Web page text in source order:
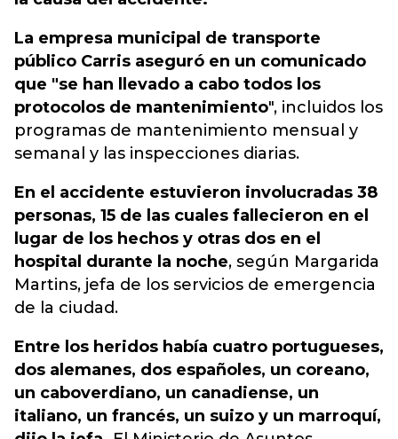
La empresa municipal de transporte
público Carris aseguró en un comunicado
que "se han llevado a cabo todos los
protocolos de mantenimiento", incluidos los
programas de mantenimiento mensual y
semanal y las inspecciones diarias.
En el accidente estuvieron involucradas 38
personas, 15 de las cuales fallecieron en el
lugar de los hechos y otras dos en el
hospital durante la noche, según Margarida
Martins, jefa de los servicios de emergencia
de la ciudad.
Entre los heridos había cuatro portugueses,
dos alemanes, dos españoles, un coreano,
un caboverdiano, un canadiense, un
italiano, un francés, un suizo y un marroquí,